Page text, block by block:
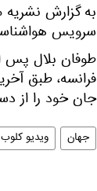
به گزارش نشریه
سرویس
جان خود را از
جهان ویدیو کلوب